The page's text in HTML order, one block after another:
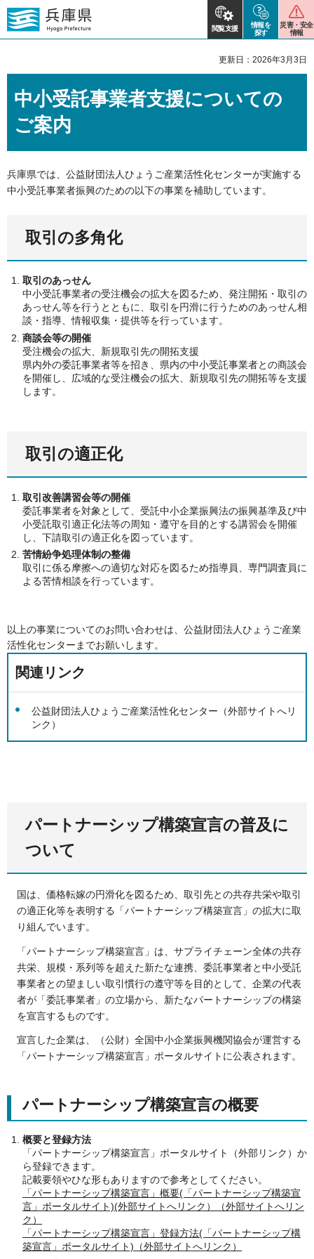
閲覧支援
情報を
探す
災害・安全
情報
更新日：2026年3月3日
中小受託事業者支援についての
ご案内
兵庫県では、公益財団法人ひょうご産業活性化センターが実施する
中小受託事業者振興のための以下の事業を補助しています。
取引の多角化
取引のあっせん
中小受託事業者の受注機会の拡大を図るため、発注開拓・取引の
あっせん等を行うとともに、取引を円滑に行うためのあっせん相
談・指導、情報収集・提供等を行っています。
商談会等の開催
受注機会の拡大、新規取引先の開拓支援
県内外の委託事業者等を招き、県内の中小受託事業者との商談会
を開催し、広域的な受注機会の拡大、新規取引先の開拓等を支援
します。
取引の適正化
取引改善講習会等の開催
委託事業者を対象として、受託中小企業振興法の振興基準及び中
小受託取引適正化法等の周知・遵守を目的とする講習会を開催
し、下請取引の適正化を図っています。
苦情紛争処理体制の整備
取引に係る摩擦への適切な対応を図るため指導員、専門調査員に
よる苦情相談を行っています。
以上の事業についてのお問い合わせは、公益財団法人ひょうご産業
活性化センターまでお願いします。
関連リンク
公益財団法人ひょうご産業活性化センター（外部サイトへリ
ンク）
パートナーシップ構築宣言の普及に
ついて
国は、価格転嫁の円滑化を図るため、取引先との共存共栄や取引
の適正化等を表明する「パートナーシップ構築宣言」の拡大に取
り組んでいます。
「パートナーシップ構築宣言」は、サプライチェーン全体の共存
共栄、規模・系列等を超えた新たな連携、委託事業者と中小受託
事業者との望ましい取引慣行の遵守等を目的として、企業の代表
者が「委託事業者」の立場から、新たなパートナーシップの構築
を宣言するものです。
宣言した企業は、（公財）全国中小企業振興機関協会が運営する
「パートナーシップ構築宣言」ポータルサイトに公表されます。
パートナーシップ構築宣言の概要
概要と登録方法
「パートナーシップ構築宣言」ポータルサイト（外部リンク）か
ら登録できます。
記載要領やひな形もありますので参考としてください。
「パートナーシップ構築宣言」概要(「パートナーシップ構築宣
言」ポータルサイト)(外部サイトへリンク）（外部サイトへリン
ク）
「パートナーシップ構築宣言」登録方法(「パートナーシップ構
築宣言」ポータルサイト)（外部サイトへリンク）